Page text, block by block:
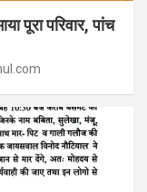
पूरा परिवार, पांच